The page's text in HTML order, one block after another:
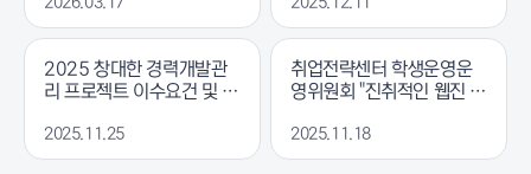
2025 창대한 경력개발관
리 프로젝트 이수요건 및 제
2025.11.25
취업전략센터 학생운영운
영위원회 "진취적인 웹진 V
2025.11.18